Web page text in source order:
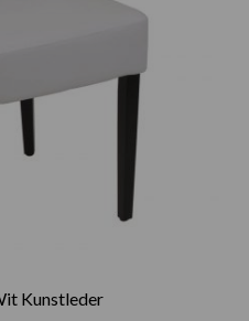
Kunstleder